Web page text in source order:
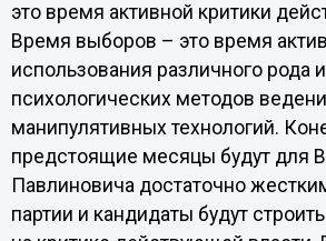
это время активной критики
Время выборов – это время
использования различного рода
психологических методов
манипулятивных технологий.
предстоящие месяцы будут для
Павлиновича достаточно
партии и кандидаты будут